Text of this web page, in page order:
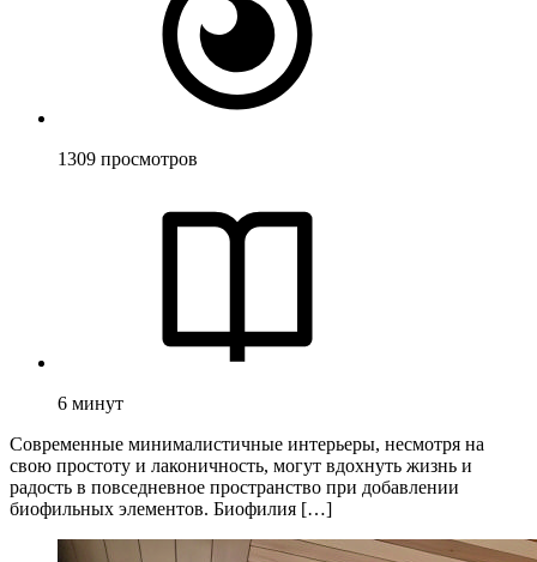
1309 просмотров
6 минут
Современные минималистичные интерьеры, несмотря на
свою простоту и лаконичность, могут вдохнуть жизнь и
радость в повседневное пространство при добавлении
биофильных элементов. Биофилия […]